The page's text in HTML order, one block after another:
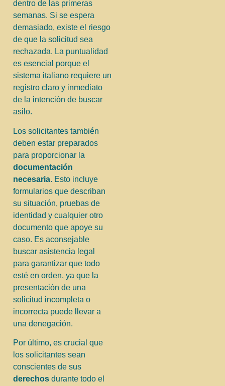
dentro de las primeras
semanas. Si se espera
demasiado, existe el riesgo
de que la solicitud sea
rechazada. La puntualidad
es esencial porque el
sistema italiano requiere un
registro claro y inmediato
de la intención de buscar
asilo.
Los solicitantes también
deben estar preparados
para proporcionar la
documentación
necesaria. Esto incluye
formularios que describan
su situación, pruebas de
identidad y cualquier otro
documento que apoye su
caso. Es aconsejable
buscar asistencia legal
para garantizar que todo
esté en orden, ya que la
presentación de una
solicitud incompleta o
incorrecta puede llevar a
una denegación.
Por último, es crucial que
los solicitantes sean
conscientes de sus
derechos durante todo el